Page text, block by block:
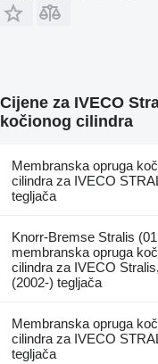
Cijene za IVECO
kočionog cilindra
Membranska opruga
cilindra za IVECO
tegljača
Knorr-Bremse Stralis
membranska opruga
cilindra za IVECO
(2002-) tegljača
Membranska opruga
cilindra za IVECO
tegljača